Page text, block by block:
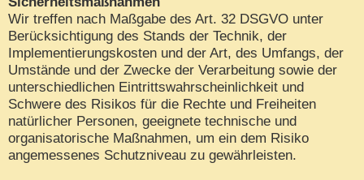
Wir treffen nach Maßgabe des Art. 32 DSGVO unter
Berücksichtigung des Stands der Technik, der
Implementierungskosten und der Art, des Umfangs, der
Umstände und der Zwecke der Verarbeitung sowie der
unterschiedlichen Eintrittswahrscheinlichkeit und
Schwere des Risikos für die Rechte und Freiheiten
natürlicher Personen, geeignete technische und
organisatorische Maßnahmen, um ein dem Risiko
angemessenes Schutzniveau zu gewährleisten.